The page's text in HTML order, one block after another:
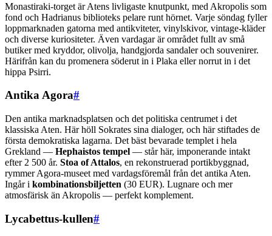
Monastiraki-torget är Atens livligaste knutpunkt, med Akropolis som
fond och Hadrianus biblioteks pelare runt hörnet. Varje söndag fyller
loppmarknaden gatorna med antikviteter, vinylskivor, vintage-kläder
och diverse kuriositeter. Även vardagar är området fullt av små
butiker med kryddor, olivolja, handgjorda sandaler och souvenirer.
Härifrån kan du promenera söderut in i Plaka eller norrut in i det
hippa Psirri.
Antika Agora#
Den antika marknadsplatsen och det politiska centrumet i det
klassiska Aten. Här höll Sokrates sina dialoger, och här stiftades de
första demokratiska lagarna. Det bäst bevarade templet i hela
Grekland — Hephaistos tempel — står här, imponerande intakt
efter 2 500 år. Stoa of Attalos, en rekonstruerad portikbyggnad,
rymmer Agora-museet med vardagsföremål från det antika Aten.
Ingår i kombinationsbiljetten (30 EUR). Lugnare och mer
atmosfärisk än Akropolis — perfekt komplement.
Lycabettus-kullen#